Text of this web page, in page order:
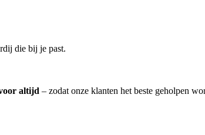
die bij je past.
altijd – zodat onze klanten het beste geholpen